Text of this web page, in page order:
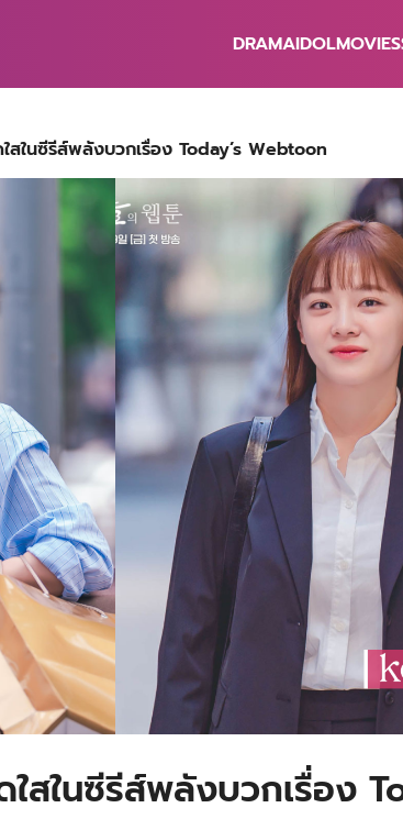
DRAMAIDOLMOVIES
สในซีรีส์พลังบวกเรื่อง Today’s Webtoon
สในซีรีส์พลังบวกเรื่อง